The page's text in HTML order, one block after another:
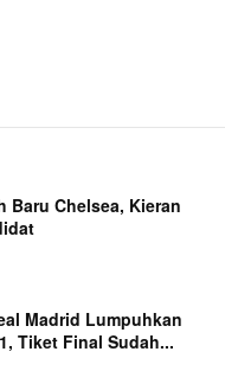
Baru Chelsea, Kieran
Madrid Lumpuhkan
Tiket Final Sudah...